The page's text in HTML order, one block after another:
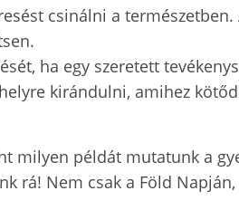
csinálni a természetben.
ha egy szeretett
kirándulni, amihez
milyen példát mutatunk a
rá! Nem csak a Föld